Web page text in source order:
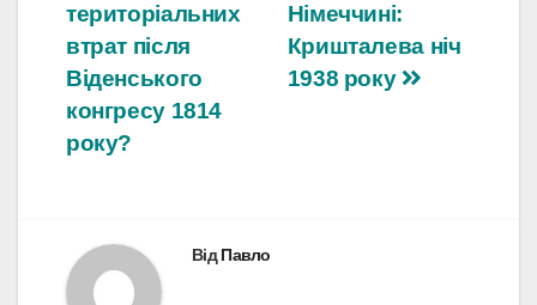
Німеччині:
Кришталева ніч
1938 року
територіальних
втрат після
Віденського
конгресу 1814
року?
ВідПавло